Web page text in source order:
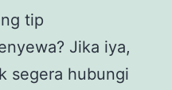
tip
Jika iya,
segera hubungi